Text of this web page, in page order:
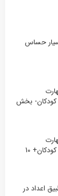
حساس
بخش
دست‌ورزی در آموزش ریاضی به کودکان+ 10
اعداد در